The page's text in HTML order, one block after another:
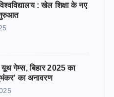
: खेल शिक्षा के नए
यूथ गेम्स, बिहार 2025 का
का अनावरण